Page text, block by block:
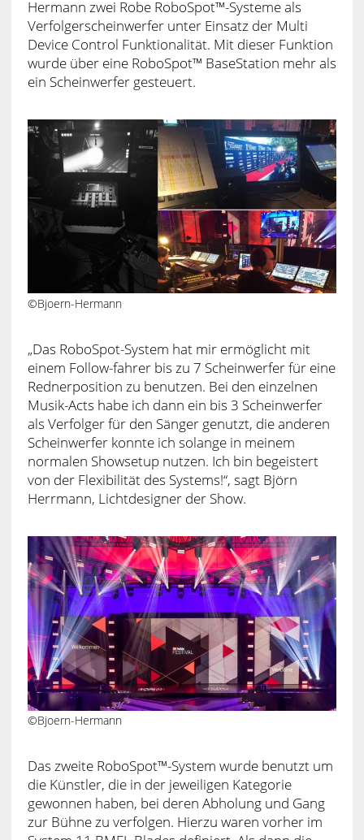
Hermann zwei Robe RoboSpot™-Systeme als
Verfolgerscheinwerfer unter Einsatz der Multi
Device Control Funktionalität. Mit dieser Funktion
wurde über eine RoboSpot™ BaseStation mehr als
ein Scheinwerfer gesteuert.
©Bjoern-Hermann
„Das RoboSpot-System hat mir ermöglicht mit
einem Follow-fahrer bis zu 7 Scheinwerfer für eine
Rednerposition zu benutzen. Bei den einzelnen
Musik-Acts habe ich dann ein bis 3 Scheinwerfer
als Verfolger für den Sänger genutzt, die anderen
Scheinwerfer konnte ich solange in meinem
normalen Showsetup nutzen. Ich bin begeistert
von der Flexibilität des Systems!“, sagt Björn
Herrmann, Lichtdesigner der Show.
©Bjoern-Hermann
Das zweite RoboSpot™-System wurde benutzt um
die Künstler, die in der jeweiligen Kategorie
gewonnen haben, bei deren Abholung und Gang
zur Bühne zu verfolgen. Hierzu waren vorher im